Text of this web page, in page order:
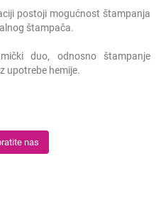
postoji mogućnost štampanja
štampača.
duo, odnosno štampanje
upotrebe hemije.
nas